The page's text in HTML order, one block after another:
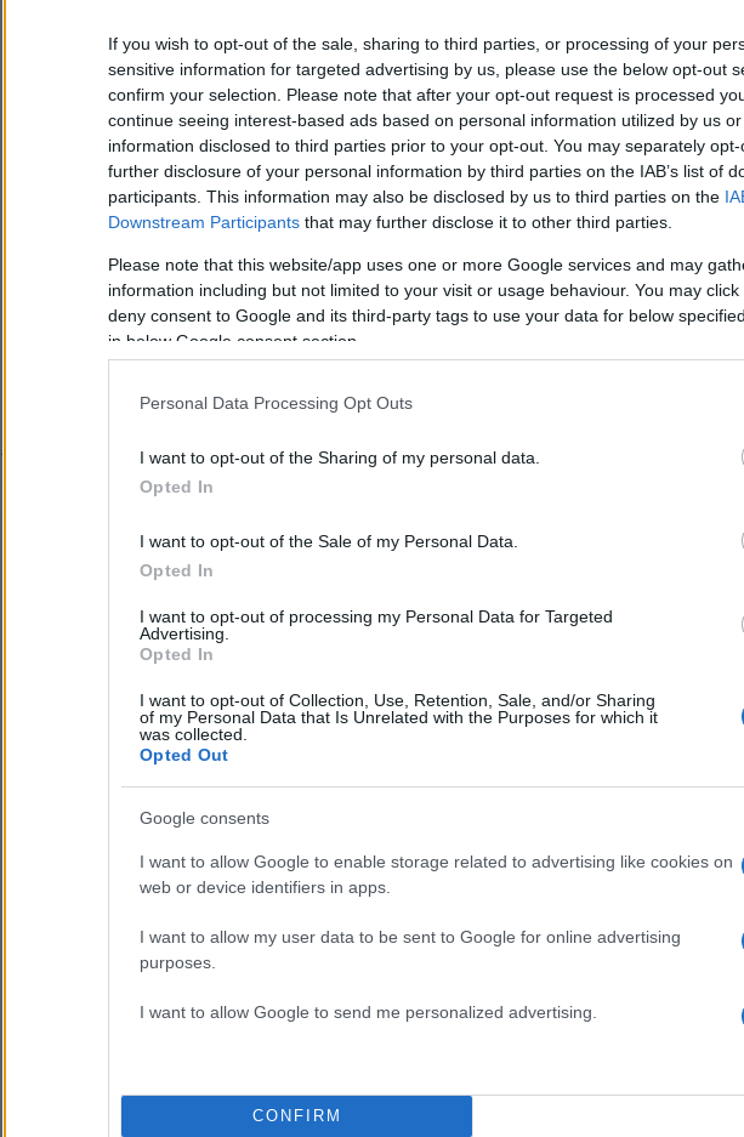
If you wish to opt-out of the sale, sharing to third parties, or processing of your
sensitive information for targeted advertising by us, please use the below opt-out
confirm your selection. Please note that after your opt-out request is processed
continue seeing interest-based ads based on personal information utilized by us
information disclosed to third parties prior to your opt-out. You may separately
further disclosure of your personal information by third parties on the IAB’s list of
participants. This information may also be disclosed by us to third parties on the
Downstream Participants that may further disclose it to other third parties.
Please note that this website/app uses one or more Google services and may
information including but not limited to your visit or usage behaviour. You may
deny consent to Google and its third-party tags to use your data for below
in below Google consent section.
Personal Data Processing Opt Outs
I want to opt-out of the Sharing of my personal data.
Opted In
I want to opt-out of the Sale of my Personal Data.
Opted In
I want to opt-out of processing my Personal Data for Targeted
Advertising.
Opted In
I want to opt-out of Collection, Use, Retention, Sale, and/or Sharing
of my Personal Data that Is Unrelated with the Purposes for which it
was collected.
Opted Out
Google consents
I want to allow Google to enable storage related to advertising like cookies on
web or device identifiers in apps.
I want to allow my user data to be sent to Google for online advertising
purposes.
I want to allow Google to send me personalized advertising.
CONFIRM
Αυτή η άψογη συνεργασία μετά το τάιμ άουτ του Ζντοβτς έφερε την
στον όμιλο της διοργάνωσης, που για δεύτερη σερί χρονιά ο ΠΑΟΚ